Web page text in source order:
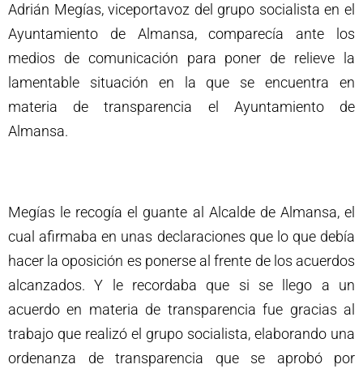
Adrián Megías, viceportavoz del grupo socialista en el
Ayuntamiento de Almansa, comparecía ante los
medios de comunicación para poner de relieve la
lamentable situación en la que se encuentra en
materia de transparencia el Ayuntamiento de
Almansa.
Megías le recogía el guante al Alcalde de Almansa, el
cual afirmaba en unas declaraciones que lo que debía
hacer la oposición es ponerse al frente de los acuerdos
alcanzados. Y le recordaba que si se llego a un
acuerdo en materia de transparencia fue gracias al
trabajo que realizó el grupo socialista, elaborando una
ordenanza de transparencia que se aprobó por